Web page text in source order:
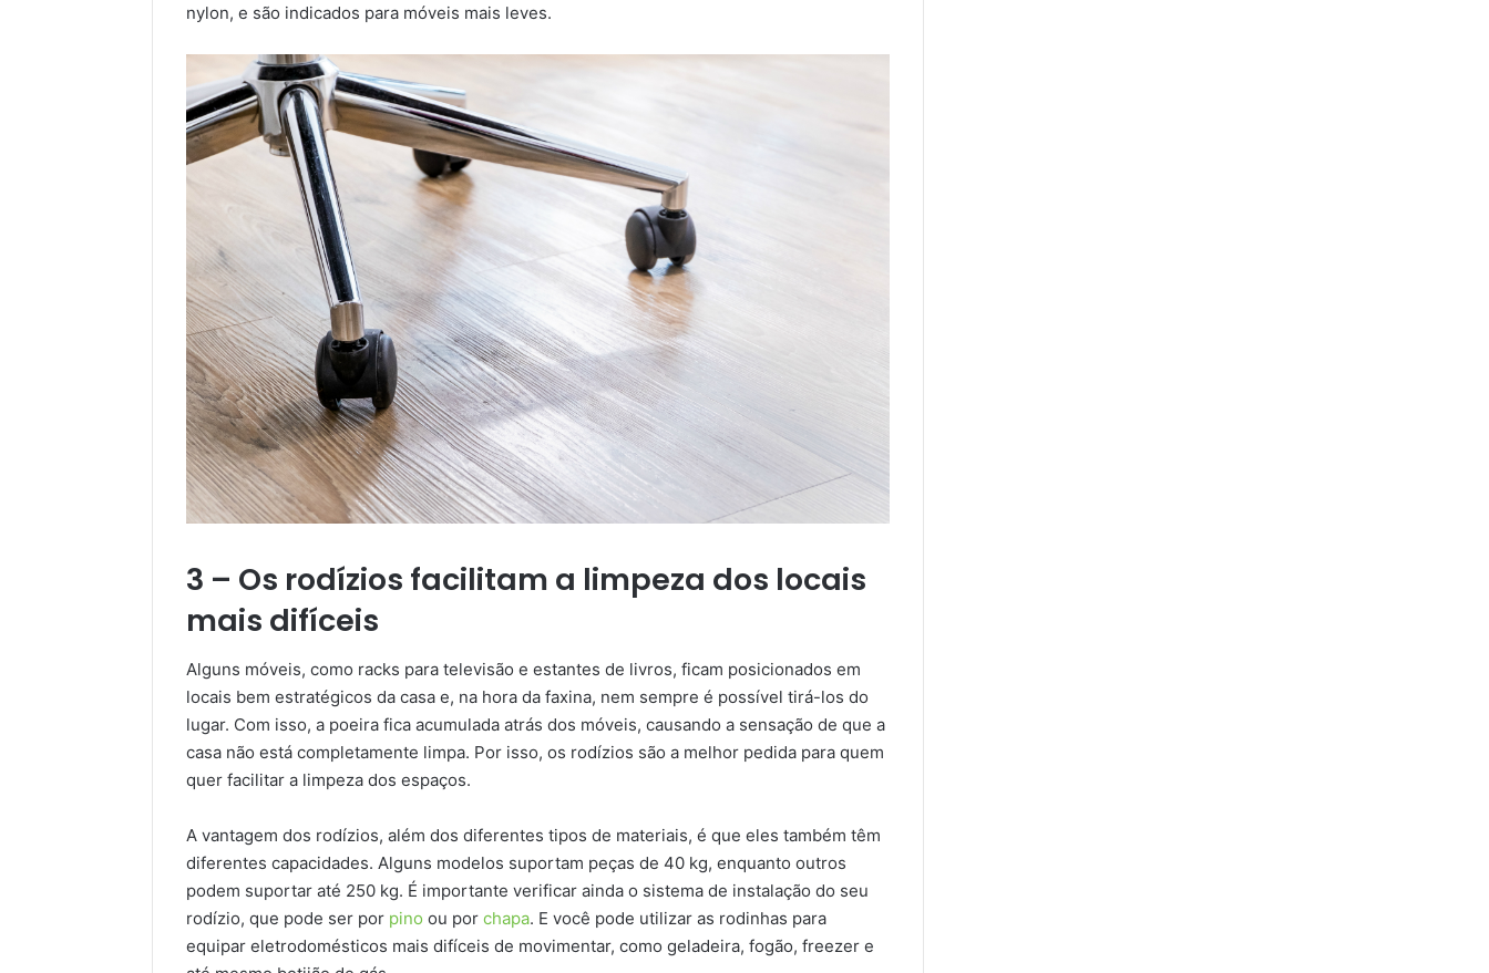
nylon, e são indicados para móveis mais leves.
3 – Os rodízios facilitam a limpeza dos locais
mais difíceis
Alguns móveis, como racks para televisão e estantes de livros, ficam posicionados em
locais bem estratégicos da casa e, na hora da faxina, nem sempre é possível tirá-los do
lugar. Com isso, a poeira fica acumulada atrás dos móveis, causando a sensação de que a
casa não está completamente limpa. Por isso, os rodízios são a melhor pedida para quem
quer facilitar a limpeza dos espaços.
A vantagem dos rodízios, além dos diferentes tipos de materiais, é que eles também têm
diferentes capacidades. Alguns modelos suportam peças de 40 kg, enquanto outros
podem suportar até 250 kg. É importante verificar ainda o sistema de instalação do seu
rodízio, que pode ser por pino ou por chapa. E você pode utilizar as rodinhas para
equipar eletrodomésticos mais difíceis de movimentar, como geladeira, fogão, freezer e